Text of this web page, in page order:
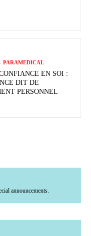
PARAMEDICAL
EN SOI :
DIT DE
PERSONNEL
announcements.